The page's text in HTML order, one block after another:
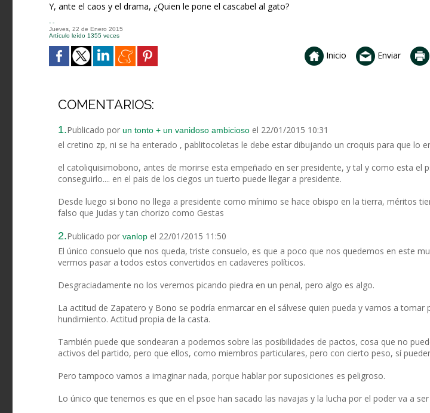
Y, ante el caos y el drama, ¿Quien le pone el cascabel al gato?
- -
Jueves, 22 de Enero 2015
Artículo leído 1355 veces
Inicio Enviar
COMENTARIOS:
1.Publicado por un tonto + un vanidoso ambicioso el 22/01/2015 10:31
el cretino zp, ni se ha enterado , pablitocoletas le debe estar dibujando un croquis para que lo
el catoliquisimobono, antes de morirse esta empeñado en ser presidente, y tal y como esta el
conseguirlo.... en el pais de los ciegos un tuerto puede llegar a presidente.
Desde luego si bono no llega a presidente como mínimo se hace obispo en la tierra, méritos
falso que Judas y tan chorizo como Gestas
2.Publicado por vanlop el 22/01/2015 11:50
El único consuelo que nos queda, triste consuelo, es que a poco que nos quedemos en este
vermos pasar a todos estos convertidos en cadaveres políticos.
Desgraciadamente no los veremos picando piedra en un penal, pero algo es algo.
La actitud de Zapatero y Bono se podría enmarcar en el sálvese quien pueda y vamos a tomar
hundimiento. Actitud propia de la casta.
También puede que sondearan a podemos sobre las posibilidades de pactos, cosa que no
activos del partido, pero que ellos, como miembros particulares, pero con cierto peso, sí
Pero tampoco vamos a imaginar nada, porque hablar por suposiciones es peligroso.
Lo único que tenemos es que en el psoe han sacado las navajas y la lucha por el poder va a